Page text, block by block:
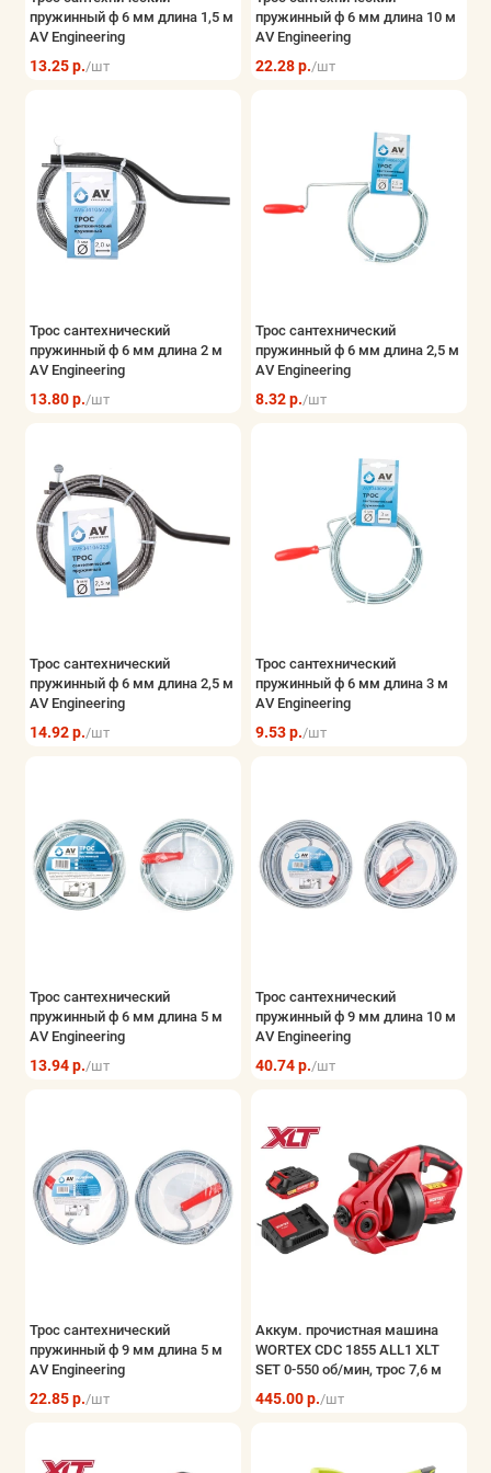
пружинный ф 6 мм длина 1,5 м
AV Engineering
13.25 р./шт
пружинный ф 6 мм длина 10 м
AV Engineering
22.28 р./шт
Трос сантехнический
пружинный ф 6 мм длина 2 м
AV Engineering
13.80 р./шт
Трос сантехнический
пружинный ф 6 мм длина 2,5 м
AV Engineering
8.32 р./шт
Трос сантехнический
пружинный ф 6 мм длина 2,5 м
AV Engineering
14.92 р./шт
Трос сантехнический
пружинный ф 6 мм длина 3 м
AV Engineering
9.53 р./шт
Трос сантехнический
пружинный ф 6 мм длина 5 м
AV Engineering
13.94 р./шт
Трос сантехнический
пружинный ф 9 мм длина 10 м
AV Engineering
40.74 р./шт
Трос сантехнический
пружинный ф 9 мм длина 5 м
AV Engineering
22.85 р./шт
Аккум. прочистная машина
WORTEX CDC 1855 ALL1 XLT
SET 0-550 об/мин, трос 7,6 м
445.00 р./шт